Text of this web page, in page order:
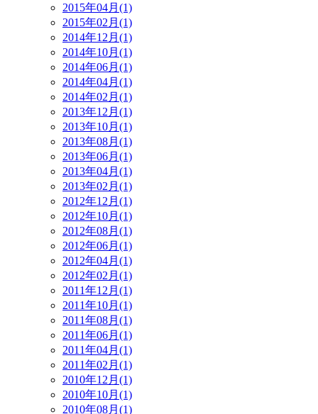
2015年04月(1)
2015年02月(1)
2014年12月(1)
2014年10月(1)
2014年06月(1)
2014年04月(1)
2014年02月(1)
2013年12月(1)
2013年10月(1)
2013年08月(1)
2013年06月(1)
2013年04月(1)
2013年02月(1)
2012年12月(1)
2012年10月(1)
2012年08月(1)
2012年06月(1)
2012年04月(1)
2012年02月(1)
2011年12月(1)
2011年10月(1)
2011年08月(1)
2011年06月(1)
2011年04月(1)
2011年02月(1)
2010年12月(1)
2010年10月(1)
2010年08月(1)